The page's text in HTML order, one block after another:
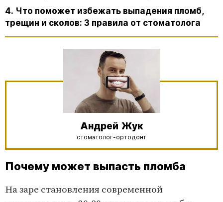
4. Что поможет избежать выпадения пломб,
трещин и сколов: 3 правила от стоматолога
Андрей Жук
стоматолог-ортодонт
Почему может выпасть пломба
На заре становления современной